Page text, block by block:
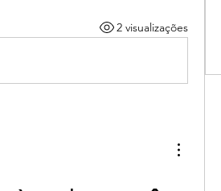
2 visualizações